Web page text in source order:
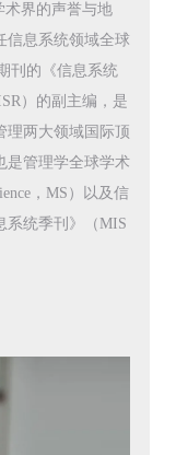
术界的声誉与地
信息系统领域全球
刊的《信息系统
）的副主编，是
理两大领域国际顶
是管理学全球学术
，MS）以及信
系统季刊》（MIS